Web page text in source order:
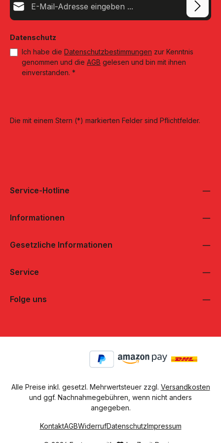
Datenschutz
Ich habe die Datenschutzbestimmungen zur Kenntnis
genommen und die AGB gelesen und bin mit ihnen
einverstanden. *
Die mit einem Stern (*) markierten Felder sind Pflichtfelder.
Service-Hotline
Informationen
Gesetzliche Informationen
Service
Folge uns
Alle Preise inkl. gesetzl. Mehrwertsteuer zzgl. Versandkosten
und ggf. Nachnahmegebühren, wenn nicht anders
angegeben.
KontaktAGBWiderrufDatenschutzImpressum